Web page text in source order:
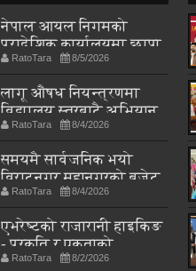
नेपाल आयल निगमको
प्रादेशिक कार्यालयमा छापा
RatoTara 8/5/2026
लागू औषध नियन्त्रणमा
विद्यालय स्तरबाटै अभियान
शुरुRatoTara 8/4/2026
समयमै सार्वजनिक भयो
विराटनगर महानगरको बजेट
पुस्तिका, कार्यान्वयन
प्रक्रिया पनि सुरु
RatoTara 8/4/2026
एभरेष्टको राजारानी हाइकिङ
- प्रकृति र एकताको
पाठशाला
RatoTara 8/2/2026